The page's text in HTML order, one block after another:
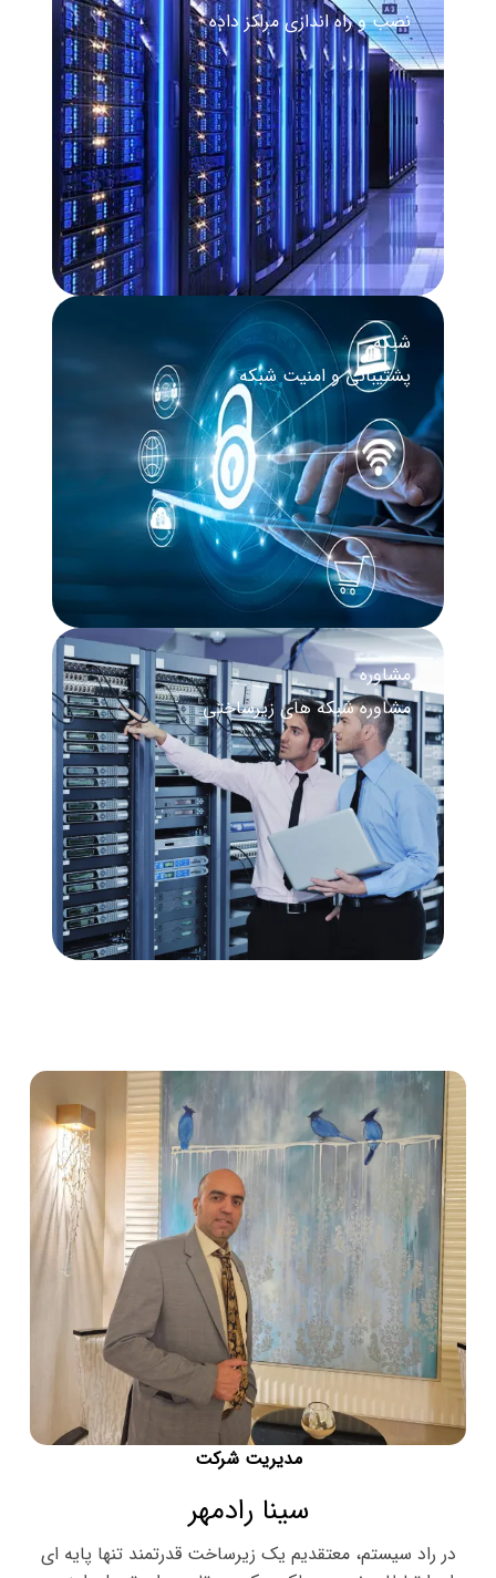
نصب و راه‌ اندازی مراکز داده
شبکه
پشتیبانی و امنیت شبکه​
مشاوره
مشاوره شبکه‌ های زیرساختی
مدیریت شرکت
سینا رادمهر
در راد سیستم، معتقدیم یک زیرساخت قدرتمند تنها پایه‌ ای